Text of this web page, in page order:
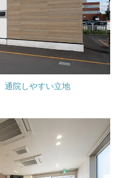
通院しやすい立地